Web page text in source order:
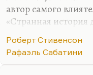
автор самого
«Странная
стилизацией
нуаром «Владетель
Роберт Стивенсон
Рафаэль Сабатини